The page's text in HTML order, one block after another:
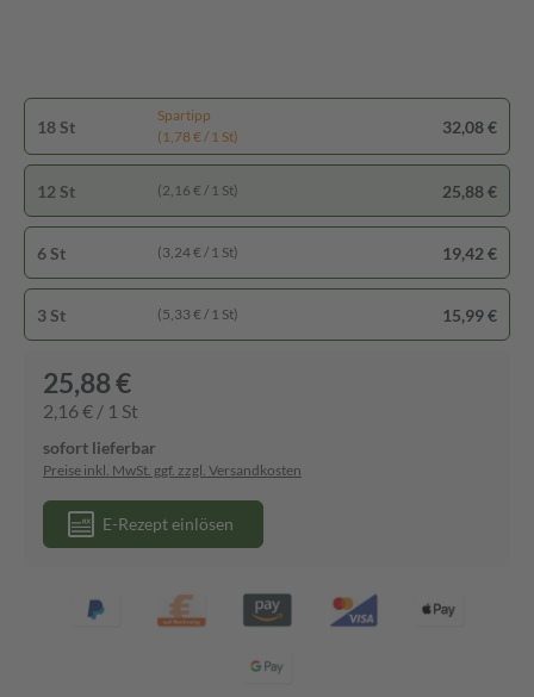
18 St
Spartipp
(1,78 € / 1 St)
32,08 €
12 St (2,16 € / 1 St) 25,88 €
6 St (3,24 € / 1 St) 19,42 €
3 St (5,33 € / 1 St) 15,99 €
25,88 €
2,16 € / 1 St
sofort lieferbar
Preise inkl. MwSt. ggf. zzgl. Versandkosten
E-Rezept einlösen